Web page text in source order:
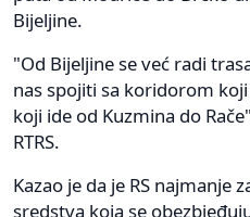
Bijeljine.
"Od Bijeljine se već radi
nas spojiti sa koridorom
koji ide od Kuzmina do
RTRS.
Kazao je da je RS najmanje
sredstva koja se